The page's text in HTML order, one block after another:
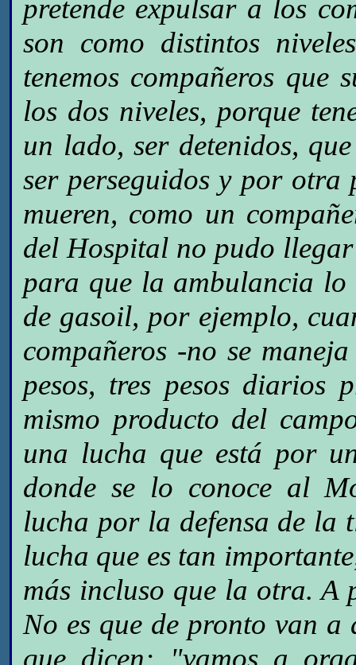
pretende expulsar a los
son como distintos
tenemos compañeros que
los dos niveles, porque
un lado, ser detenidos,
ser perseguidos y por otra
mueren, como un
del Hospital no pudo
para que la ambulancia lo
de gasoil, por ejemplo,
compañeros -no se
pesos, tres pesos diarios
mismo producto del
una lucha que está por
donde se lo conoce al
lucha por la defensa de la
lucha que es tan
más incluso que la otra. A
No es que de pronto van
que dicen: "vamos a